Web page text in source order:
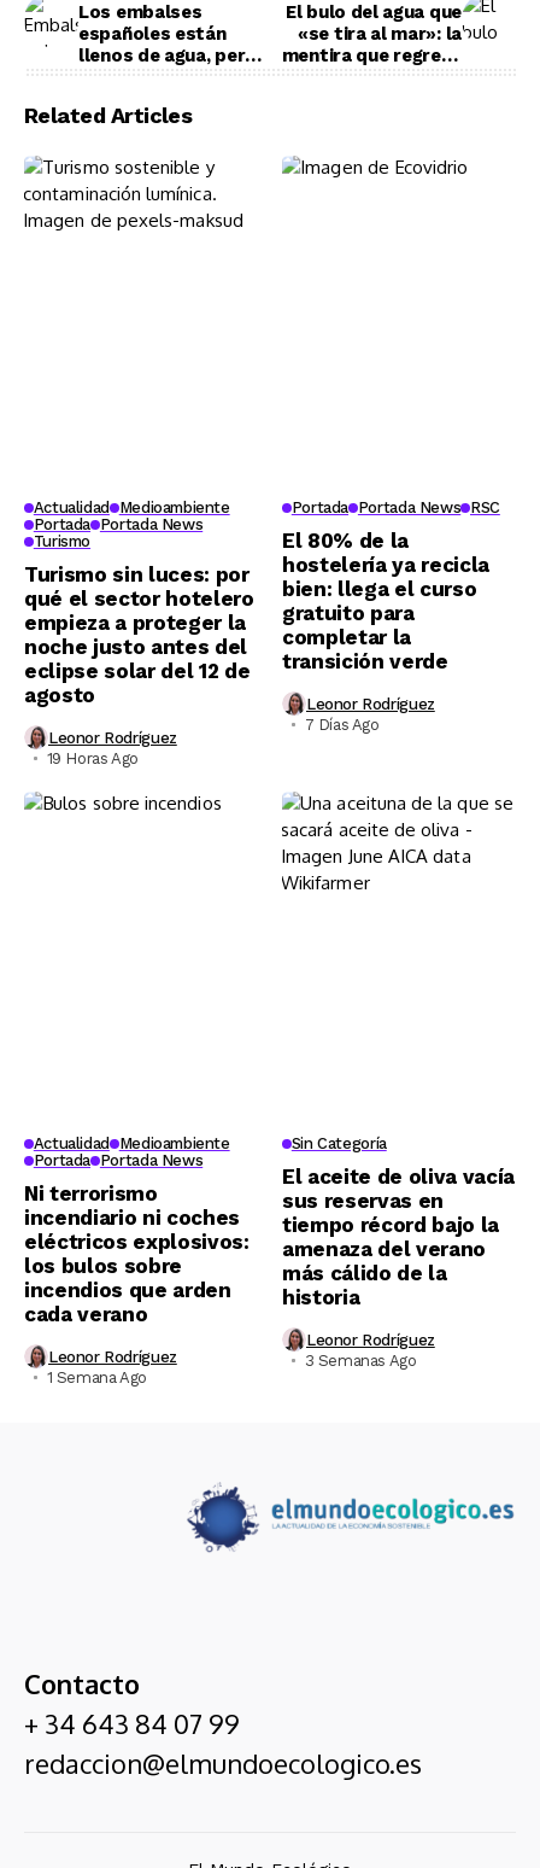
Los embalses
españoles están
llenos de agua, pero
lanza la alarma
El bulo del agua que
«se tira al mar»: la
mentira que regresa
Related Articles
Actualidad
Medioambiente
Portada Portada News
Turismo
Turismo sin luces: por
qué el sector hotelero
empieza a proteger la
noche justo antes del
eclipse solar del 12 de
agosto
Leonor Rodríguez
19 Horas Ago
Portada Portada News RSC
El 80% de la
hostelería ya recicla
bien: llega el curso
gratuito para
completar la
transición verde
Leonor Rodríguez
7 Días Ago
Actualidad
Medioambiente
Portada Portada News
Ni terrorismo
incendiario ni coches
eléctricos explosivos:
los bulos sobre
incendios que arden
cada verano
Leonor Rodríguez
1 Semana Ago
Sin Categoría
El aceite de oliva vacía
sus reservas en
tiempo récord bajo la
amenaza del verano
más cálido de la
historia
Leonor Rodríguez
3 Semanas Ago
Contacto
+ 34 643 84 07 99
redaccion@elmundoecologico.es